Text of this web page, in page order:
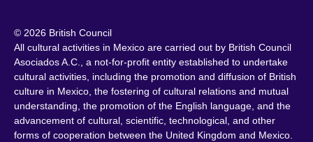
© 2026 British Council
All cultural activities in Mexico are carried out by British Council
Asociados A.C., a not-for-profit entity established to undertake
cultural activities, including the promotion and diffusion of British
culture in Mexico, the fostering of cultural relations and mutual
understanding, the promotion of the English language, and the
advancement of cultural, scientific, technological, and other
forms of cooperation between the United Kingdom and Mexico.